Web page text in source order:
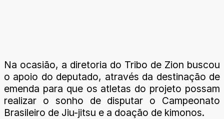
Na ocasião, a diretoria do Tribo de Zion buscou
o apoio do deputado, através da destinação de
emenda para que os atletas do projeto possam
realizar o sonho de disputar o Campeonato
Brasileiro de Jiu-jitsu e a doação de kimonos.